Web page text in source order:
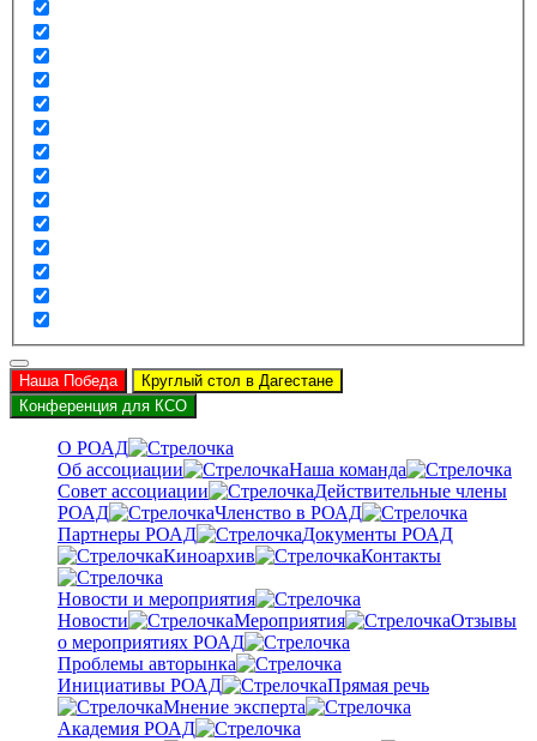
Наша Победа
Круглый стол в Дагестане
Конференция для КСО
О РОАД
Об ассоциации
Наша команда
Совет ассоциации
Действительные члены
РОАД
Членство в РОАД
Партнеры РОАД
Документы РОАД
Киноархив
Контакты
Новости и мероприятия
Новости
Мероприятия
Отзывы
о мероприятиях РОАД
Проблемы авторынка
Инициативы РОАД
Прямая речь
Мнение эксперта
Академия РОАД